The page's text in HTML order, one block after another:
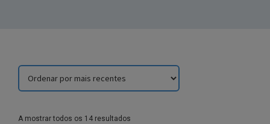
A mostrar todos os 14 resultados